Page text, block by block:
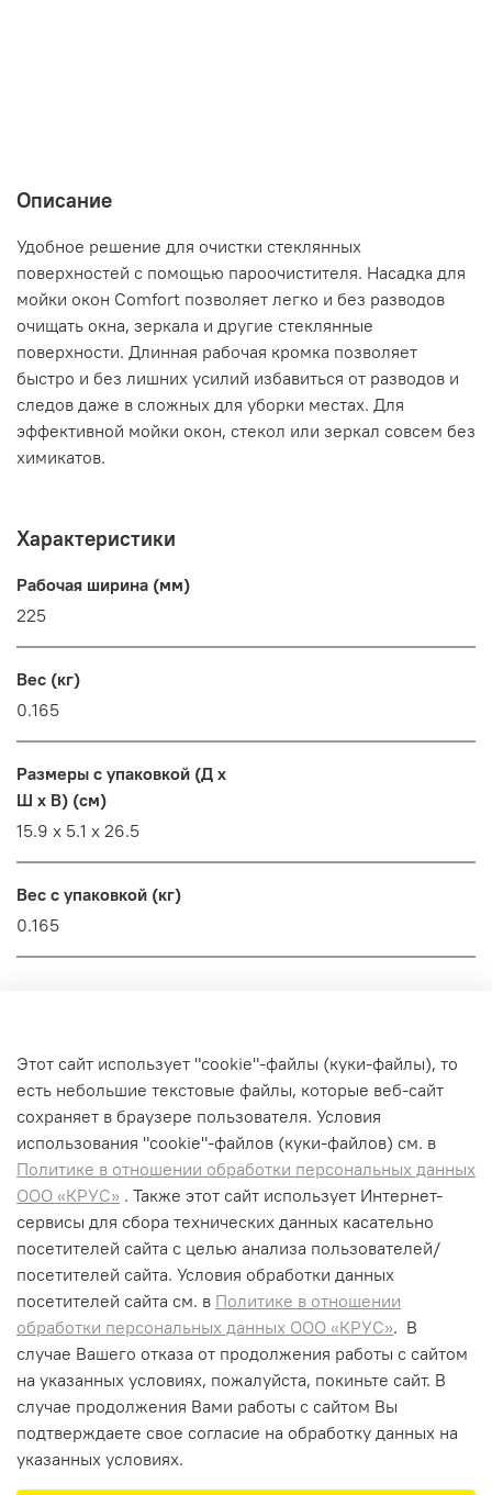
Описание
Удобное решение для очистки стеклянных
поверхностей с помощью пароочистителя. Насадка для
мойки окон Comfort позволяет легко и без разводов
очищать окна, зеркала и другие стеклянные
поверхности. Длинная рабочая кромка позволяет
быстро и без лишних усилий избавиться от разводов и
следов даже в сложных для уборки местах. Для
эффективной мойки окон, стекол или зеркал совсем без
химикатов.
Характеристики
Рабочая ширина (мм)
225
Вес (кг)
0.165
Размеры с упаковкой (Д x
Ш x В) (см)
15.9 х 5.1 х 26.5
Вес с упаковкой (кг)
0.165
Для очистки окон
Для очистки стеклянных поверхностей
Для очистки зеркальных поверхностей
+7 (495) 662-99-75
Этот сайт использует "cookie"-файлы (куки-файлы), то
есть небольшие текстовые файлы, которые веб-сайт
сохраняет в браузере пользователя. Условия
использования "cookiе"-файлов (куки-файлов) см. в
Политике в отношении обработки персональных данных
ООО «КРУС» . Также этот сайт использует Интернет-
сервисы для сбора технических данных касательно
посетителей сайта с целью анализа пользователей/
посетителей сайта. Условия обработки данных
посетителей сайта см. в Политике в отношении
обработки персональных данных ООО «КРУС». В
случае Вашего отказа от продолжения работы с сайтом
на указанных условиях, пожалуйста, покиньте сайт. В
случае продолжения Вами работы с сайтом Вы
подтверждаете свое согласие на обработку данных на
указанных условиях.